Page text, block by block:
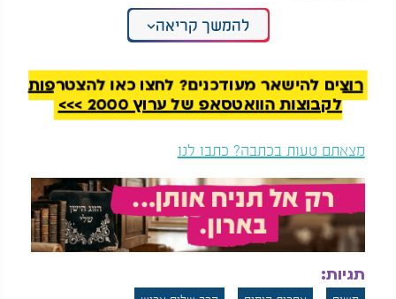
המלצות נוספות
חושף: "עוד 30 יום
ניפגש"
" מה עושים?
מה הקמפיין? הקמפיין שלי נקרא 'אהבת
כולם מדברים אהבת ישראל, אהבת ישראל, וכמו
להמשך קריאה
רוצים להישאר מעודכנים? לחצו כאן להצטרפות
לקבוצות הוואטסאפ של ערוץ 2000 >>>
מצאתם טעות בכתבה? כתבו לנו
תגיות: